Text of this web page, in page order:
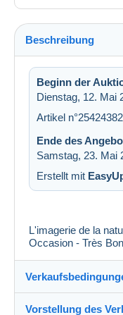
Beschreibung
Beginn der
Dienstag, 12. Mai
Artikel
Ende des
Samstag, 23. Mai
Erstellt mit
L'imagerie de la
Occasion - Très
Vorstellung des